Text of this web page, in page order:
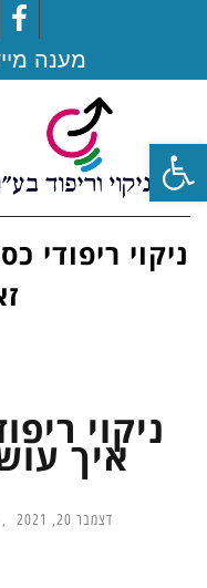
פתח סרגל נגישות
מענה
ניקוי ריפודי
ניקוי
איך
דצמבר 20, 2021